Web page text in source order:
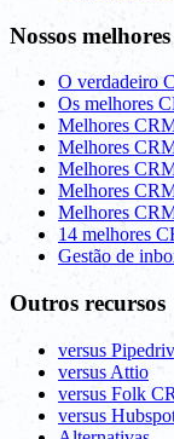
Nossos
O verdadeiro
Os melhores
Melhores
Melhores
Melhores
Melhores
Melhores
14 melhores
Gestão de
Outros recursos
versus
versus Attio
versus Folk
versus